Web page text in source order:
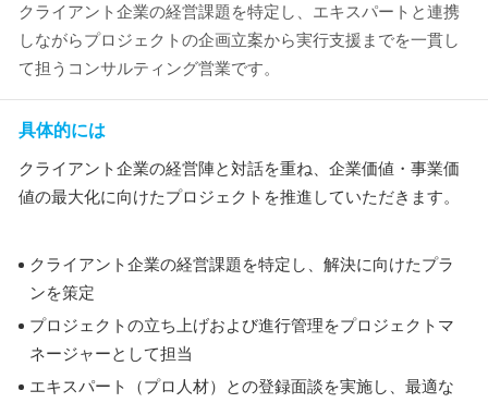
クライアント企業の経営課題を特定し、エキスパートと連携
しながらプロジェクトの企画立案から実行支援までを一貫し
て担うコンサルティング営業です。
具体的には
クライアント企業の経営陣と対話を重ね、企業価値・事業価
値の最大化に向けたプロジェクトを推進していただきます。
クライアント企業の経営課題を特定し、解決に向けたプラ
ンを策定
プロジェクトの立ち上げおよび進行管理をプロジェクトマ
ネージャーとして担当
エキスパート（プロ人材）との登録面談を実施し、最適な